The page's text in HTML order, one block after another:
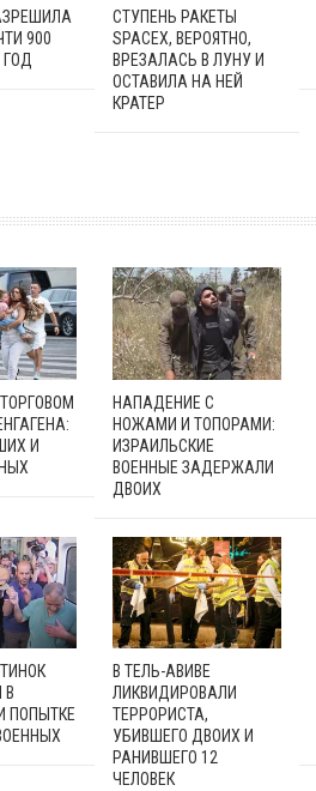
900
СТУПЕНЬ РАКЕТЫ
SPACEX, ВЕРОЯТНО,
ВРЕЗАЛАСЬ В ЛУНУ И
ОСТАВИЛА НА НЕЙ
КРАТЕР
И
НАПАДЕНИЕ С
НОЖАМИ И ТОПОРАМИ:
ИЗРАИЛЬСКИЕ
ВОЕННЫЕ ЗАДЕРЖАЛИ
ДВОИХ
В
ПОПЫТКЕ
В ТЕЛЬ-АВИВЕ
ЛИКВИДИРОВАЛИ
ТЕРРОРИСТА,
УБИВШЕГО ДВОИХ И
РАНИВШЕГО 12
ЧЕЛОВЕК